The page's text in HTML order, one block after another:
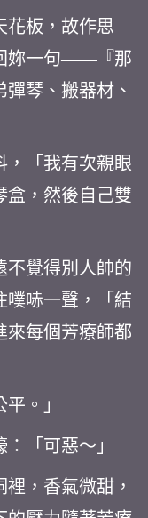
花板，故作思
妳一句——『那
琴、搬器材、
，「我有次親眼
盒，然後自己雙
不覺得別人帥的
噗哧一聲，「結
來每個芳療師都
。」
「可惡～」
，香氣微甜，